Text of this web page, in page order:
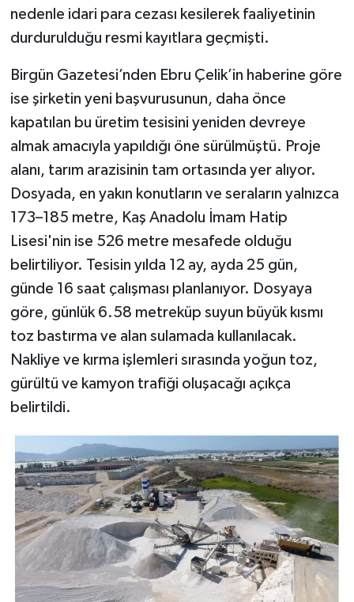
nedenle idari para cezası kesilerek faaliyetinin
durdurulduğu resmi kayıtlara geçmişti.
Birgün Gazetesi’nden Ebru Çelik’in haberine göre
ise şirketin yeni başvurusunun, daha önce
kapatılan bu üretim tesisini yeniden devreye
almak amacıyla yapıldığı öne sürülmüştü. Proje
alanı, tarım arazisinin tam ortasında yer alıyor.
Dosyada, en yakın konutların ve seraların yalnızca
173–185 metre, Kaş Anadolu İmam Hatip
Lisesi'nin ise 526 metre mesafede olduğu
belirtiliyor. Tesisin yılda 12 ay, ayda 25 gün,
günde 16 saat çalışması planlanıyor. Dosyaya
göre, günlük 6.58 metreküp suyun büyük kısmı
toz bastırma ve alan sulamada kullanılacak.
Nakliye ve kırma işlemleri sırasında yoğun toz,
gürültü ve kamyon trafiği oluşacağı açıkça
belirtildi.